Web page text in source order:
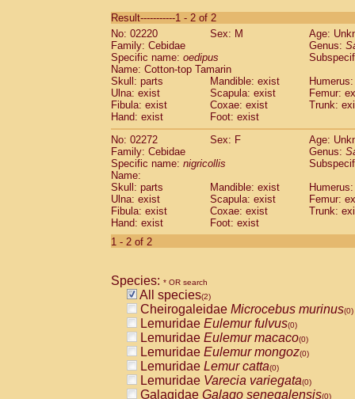
CebidaeSaguinus labiatus(0)
Cebidae Saguinus leucopus (0)
Cebidae
CebidaeSaguinus mystax
Cebidae Saguinus nigricollis (1)
Cebidae Saguinus oedipus
Cebidae Saguinus weddelli
Cebidae Saguinusspp.
Cebidae Aotus trivirgatus
Cebidae
CebidaeCebus apella
Cebidae
Cebidae Cebus nigrivittatus
Cebidae Cebusspp.(0)
Cebidae Saimiri boliviensis
CebidaeSaimiri sciureus(0)
AtelidaeAlouatta caraya(0)
Atelidae Alouatta seniculus
AtelidaeAlouatta
AtelidaeAteles belzebuth(0)
AtelidaeAteles geoffroyi(0)
AtelidaeAteles paniscus(0)
AtelidaeAtelesspp. (0)
AtelidaeLagothrix lagothricha
AtelidaeLagothrix lagothricha cana
PitheciidaeCacajao calvus
Result-----------1 - 2 of 2
No: 02220
Sex: M
Age:
Family: Cebidae
Genus:
Specific name: oedipus
Name: Cotton-top Tamarin
Skull: parts
Mandible: exist
Ulna: exist
Scapula: exist
Femur:
Fibula: exist
Coxae: exist
Trunk:
Hand: exist
Foot: exist
No: 02272
Sex: F
Age:
Family: Cebidae
Genus:
Specific name: nigricollis
Name:
Skull: parts
Mandible: exist
Ulna: exist
Scapula: exist
Femur:
Fibula: exist
Coxae: exist
Trunk:
Hand: exist
Foot: exist
1 - 2 of 2
Species: * OR search
All species(2)
Cheirogaleidae Microcebus murinus(0)
Lemuridae Eulemur fulvus(0)
Lemuridae Eulemur macaco(0)
Lemuridae Eulemur mongoz(0)
Lemuridae Lemur catta(0)
Lemuridae Varecia variegata(0)
Galagidae Galago senegalensis(0)